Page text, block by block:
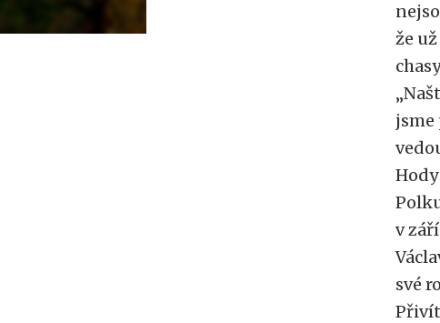
že
jsme
v
své